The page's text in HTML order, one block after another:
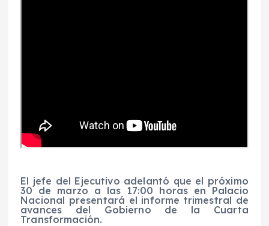
El jefe del Ejecutivo adelantó que el próximo
30 de marzo a las 17:00 horas en Palacio
Nacional presentará el informe trimestral de
avances del Gobierno de la Cuarta
Transformación.